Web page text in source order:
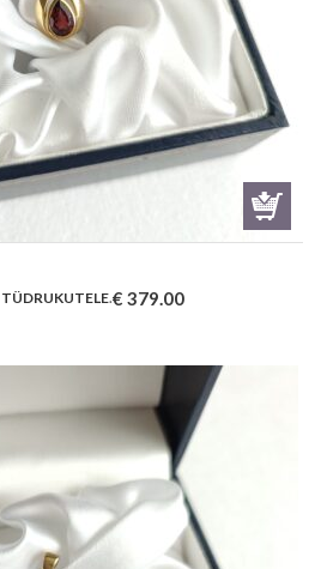
TÜDRUKUTELE.€ 379.00